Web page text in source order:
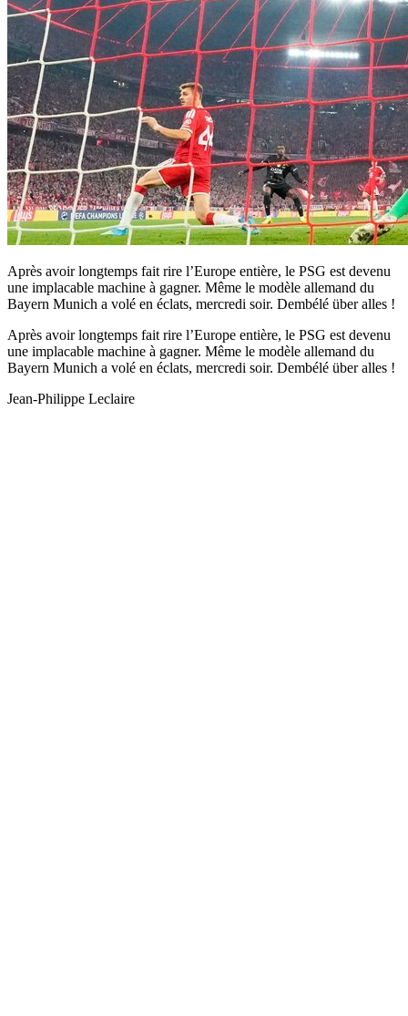
Après avoir longtemps fait rire l’Europe entière, le PSG est devenu
une implacable machine à gagner. Même le modèle allemand du
Bayern Munich a volé en éclats, mercredi soir. Dembélé über alles !
Après avoir longtemps fait rire l’Europe entière, le PSG est devenu
une implacable machine à gagner. Même le modèle allemand du
Bayern Munich a volé en éclats, mercredi soir. Dembélé über alles !
Jean-Philippe Leclaire